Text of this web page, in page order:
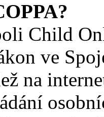
Child
ve
na